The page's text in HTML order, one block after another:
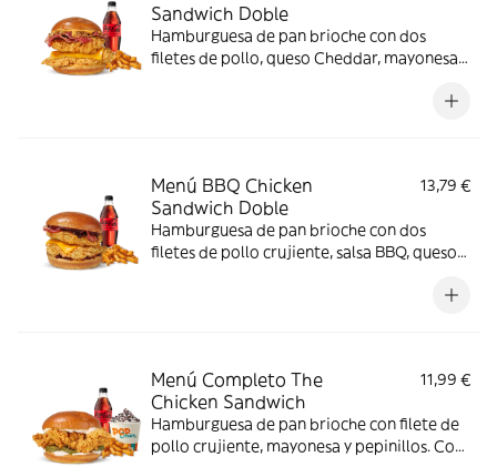
Sandwich Doble
Hamburguesa de pan brioche con dos
filetes de pollo, queso Cheddar, mayonesa,
Menú BBQ Chicken
Sandwich Doble
13,79 €
Hamburguesa de pan brioche con dos
filetes de pollo crujiente, salsa BBQ, queso
Menú Completo The
Chicken Sandwich
11,99 €
Hamburguesa de pan brioche con filete de
pollo crujiente, mayonesa y pepinillos. Con